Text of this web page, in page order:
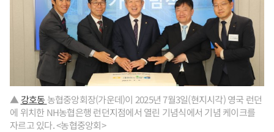
▲ 강호동 농협중앙회장(가운데)이 2025년 7월3일(현지시각) 영국 런던
에 위치한 NH농협은행 런던지점에서 열린 기념식에서 기념 케이크를
자르고 있다. <농협중앙회>